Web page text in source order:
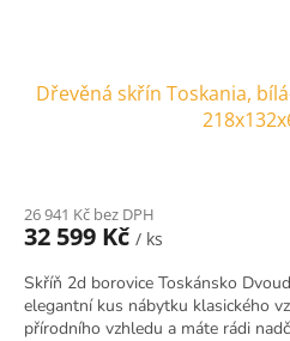
Dřevěná skřín Toskania,
26 941 Kč bez DPH
32 599 Kč / ks
Skříň 2d borovice Toskánsko
elegantní kus nábytku klasického
přírodního vzhledu a máte rádi